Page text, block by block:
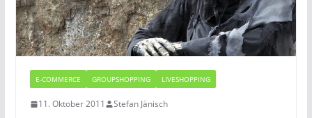
E-COMMERCE GROUPSHOPPING LIVESHOPPING
11. Oktober 2011 Stefan Jänisch